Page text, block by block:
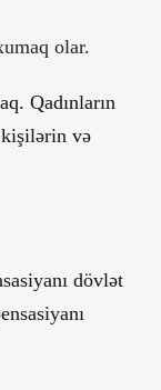
olar.
Qadınların
kişilərin və
dövlət